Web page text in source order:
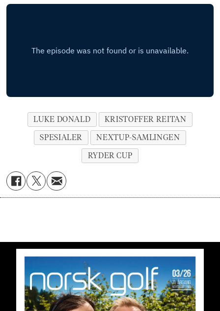
LUKE DONALD
KRISTOFFER REITAN
SPESIALER
NEXTUP-SAMLINGEN
RYDER CUP